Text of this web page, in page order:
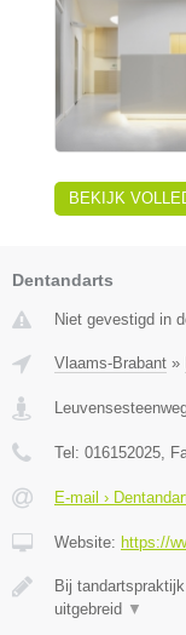
BEKIJK
Dentandarts
Niet gevestigd in
Vlaams-Brabant »
Tel: 016152025 ,
E-mail ›
Website: https://
Bij
uitgebreid ▼